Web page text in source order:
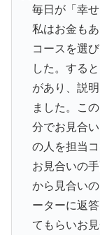
毎日が「幸
私はお金も
コースを選
した。する
があり、説
ました。こ
分でお見合
の人を担当
お見合いの
から見合い
ーターに返
てもらいお